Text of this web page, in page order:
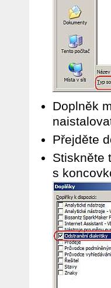
Doplněk
Přejděte
Stiskněte
s